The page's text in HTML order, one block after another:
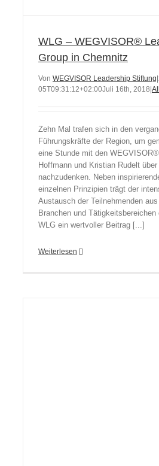
WLG – WEGVISOR®
Group in Chemnitz
Von WEGVISOR Leadership Stiftung
05T09:31:12+02:00Juli 16th, 2018
Zehn Mal trafen sich in den
Führungskräfte der Region, um
eine Stunde mit den
Hoffmann und Kristian Rudelt
nachzudenken. Neben
einzelnen Prinzipien trägt der
Austausch der Teilnehmenden
Branchen und
WLG ein wertvoller Beitrag [...]
Weiterlesen